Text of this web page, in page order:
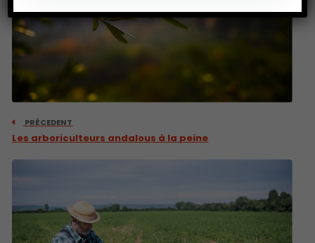
PRÉCEDENT
Les arboriculteurs andalous à la peine